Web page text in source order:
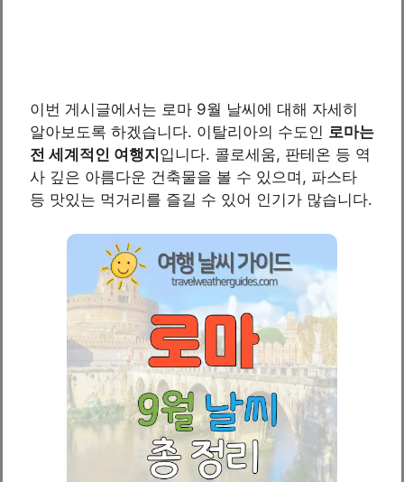
이번 게시글에서는 로마 9월 날씨에 대해 자세히
알아보도록 하겠습니다. 이탈리아의 수도인 로마는
전 세계적인 여행지입니다. 콜로세움, 판테온 등 역
사 깊은 아름다운 건축물을 볼 수 있으며, 파스타
등 맛있는 먹거리를 즐길 수 있어 인기가 많습니다.